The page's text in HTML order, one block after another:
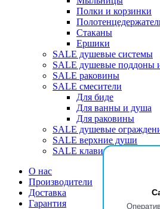
Полки и корзинки
Стаканы
Ершики
SALE душевые системы
SALE душевые поддоны
SALE раковины
SALE смесители
Для биде
Для ванны и душа
Для раковины
SALE душевые
SALE верхние души
SALE клавиши
О нас
Производители
Доставка
Гарантия